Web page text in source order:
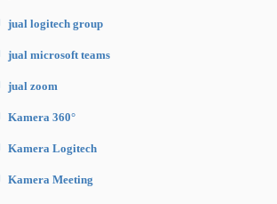
jual logitech group
jual microsoft teams
jual zoom
Kamera 360°
Kamera Logitech
Kamera Meeting